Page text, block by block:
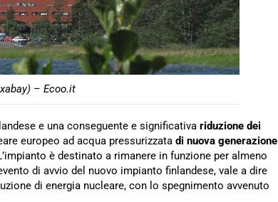
– Ecoo.it
e una conseguente e significativa riduzione dei
europeo ad acqua pressurizzata di nuova generazione
è destinato a rimanere in funzione per almeno
di avvio del nuovo impianto finlandese, vale a dire
di energia nucleare, con lo spegnimento avvenuto